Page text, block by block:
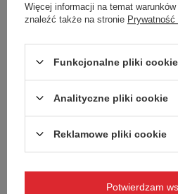
Kubek termiczny Contigo
Więcej informacji na temat
znaleźć także na stronie Prywatność
Funkcjonalne pliki
Analityczne pliki cookie
Reklamowe pliki cookie
Potwierdzam